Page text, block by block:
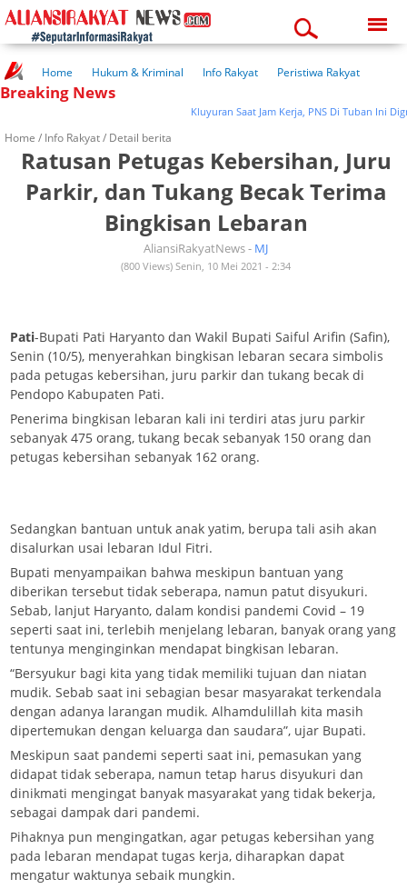
08:42:15 pm
Home Hukum & Kriminal Info Rakyat
Peristiwa Rakyat
Kuliner Rakyat
Wisata Rakyat
Breaking News
Kluyuran Saat Jam Kerja, PNS Di Tuban Ini
Home / Info Rakyat/ Detail berita
Ratusan Petugas Kebersihan, Juru
Parkir, dan Tukang Becak Terima
Bingkisan Lebaran
AliansiRakyatNews - MJ
(800 Views) Senin, 10 Mei 2021 - 2:34
Pati-Bupati Pati Haryanto dan Wakil Bupati Saiful Arifin (Safin),
Senin (10/5), menyerahkan bingkisan lebaran secara simbolis
pada petugas kebersihan, juru parkir dan tukang becak di
Pendopo Kabupaten Pati.
Penerima bingkisan lebaran kali ini terdiri atas juru parkir
sebanyak 475 orang, tukang becak sebanyak 150 orang dan
petugas kebersihan sebanyak 162 orang.
Sedangkan bantuan untuk anak yatim, berupa tali asih akan
disalurkan usai lebaran Idul Fitri.
Bupati menyampaikan bahwa meskipun bantuan yang
diberikan tersebut tidak seberapa, namun patut disyukuri.
Sebab, lanjut Haryanto, dalam kondisi pandemi Covid – 19
seperti saat ini, terlebih menjelang lebaran, banyak orang yang
tentunya menginginkan mendapat bingkisan lebaran.
“Bersyukur bagi kita yang tidak memiliki tujuan dan niatan
mudik. Sebab saat ini sebagian besar masyarakat terkendala
dengan adanya larangan mudik. Alhamdulillah kita masih
dipertemukan dengan keluarga dan saudara”, ujar Bupati.
Meskipun saat pandemi seperti saat ini, pemasukan yang
didapat tidak seberapa, namun tetap harus disyukuri dan
dinikmati mengingat banyak masyarakat yang tidak bekerja,
sebagai dampak dari pandemi.
Pihaknya pun mengingatkan, agar petugas kebersihan yang
pada lebaran mendapat tugas kerja, diharapkan dapat
mengatur waktunya sebaik mungkin.